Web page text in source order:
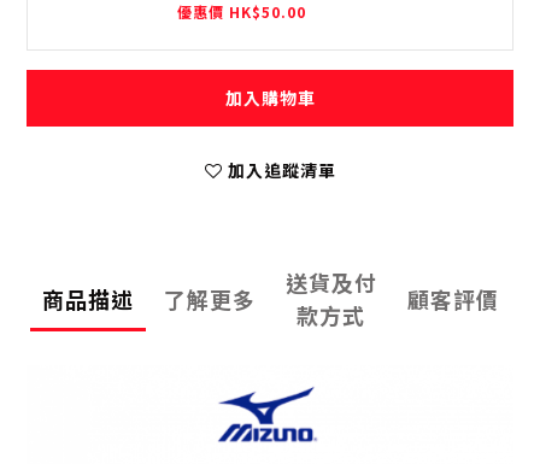
優惠價 HK$50.00
加入購物車
加入追蹤清單
商品描述 了解更多
送貨及付
款方式
顧客評價